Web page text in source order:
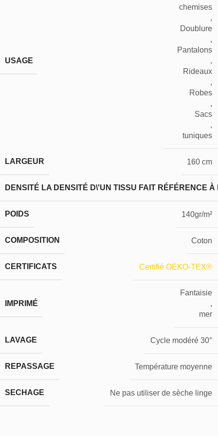
USAGE
chemises
,
Doublure
,
Pantalons
,
Rideaux
,
Robes
,
Sacs
,
tuniques
LARGEUR 160 cm
DENSITÉ LA DENSITÉ D\'UN TISSU FAIT RÉFÉRENCE
POIDS 140gr/m²
COMPOSITION Coton
CERTIFICATS Certifié OEKO-TEX®
IMPRIMÉ
Fantaisie
,
mer
LAVAGE Cycle modéré 30°
REPASSAGE Température moyenne
SECHAGE Ne pas utiliser de sèche linge